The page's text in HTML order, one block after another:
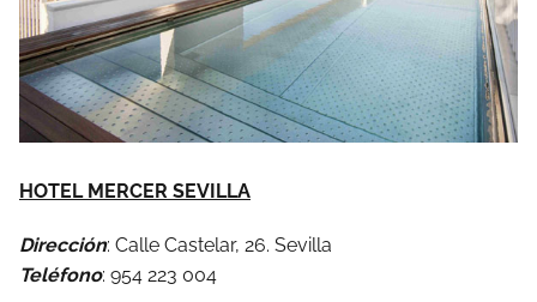
HOTEL MERCER SEVILLA
Dirección: Calle Castelar, 26. Sevilla
Teléfono: 954 223 004